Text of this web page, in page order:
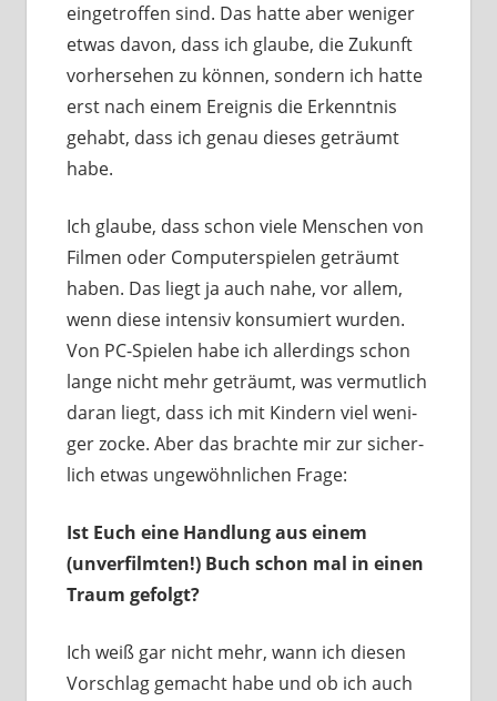
ein­ge­trof­fen sind. Das hat­te aber weni­ger
etwas davon, dass ich glau­be, die Zukunft
vor­her­se­hen zu kön­nen, son­dern ich hat­te
erst nach einem Ereignis die Erkenntnis
gehabt, dass ich genau die­ses geträumt
habe.
Ich glau­be, dass schon vie­le Menschen von
Filmen oder Computerspielen geträumt
haben. Das liegt ja auch nahe, vor allem,
wenn die­se inten­siv kon­su­miert wur­den.
Von PC-Spielen habe ich aller­dings schon
lan­ge nicht mehr geträumt, was ver­mut­lich
dar­an liegt, dass ich mit Kindern viel weni­
ger zocke. Aber das brach­te mir zur sicher­
lich etwas unge­wöhn­li­chen Frage:
Ist Euch eine Handlung aus einem
(unver­film­ten!) Buch schon mal in einen
Traum gefolgt?
Ich weiß gar nicht mehr, wann ich die­sen
Vorschlag gemacht habe und ob ich auch